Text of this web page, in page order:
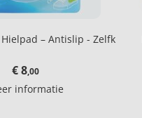
– Antislip - Zelfk
€ 8,00
informatie